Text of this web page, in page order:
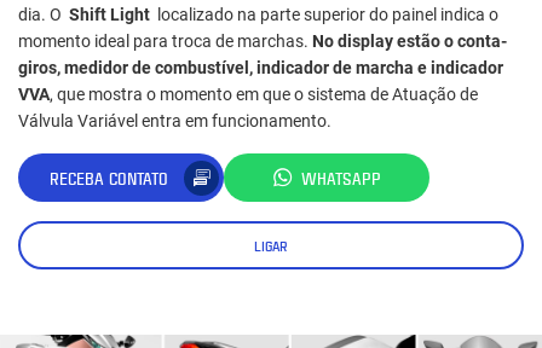
dia. O Shift Light localizado na parte superior do painel indica o
momento ideal para troca de marchas. No display estão o conta-
giros, medidor de combustível, indicador de marcha e indicador
VVA, que mostra o momento em que o sistema de Atuação de
Válvula Variável entra em funcionamento.
RECEBA CONTATO WHATSAPP
LIGAR